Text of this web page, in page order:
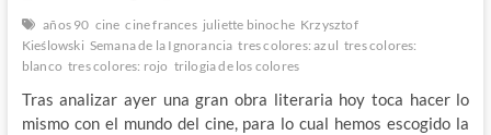
años 90 cine cine frances juliette binoche Krzysztof
Kieślowski Semana de la Ignorancia tres colores: azul tres colores:
blanco tres colores: rojo trilogia de los colores
Tras analizar ayer una gran obra literaria hoy toca hacer lo
mismo con el mundo del cine, para lo cual hemos escogido la